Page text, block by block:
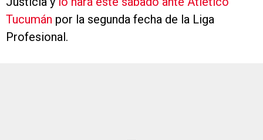
Tucumán por la segunda fecha de la Liga
Profesional.